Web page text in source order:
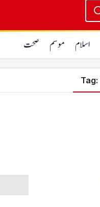
اسلام موسم صحت
Tag: